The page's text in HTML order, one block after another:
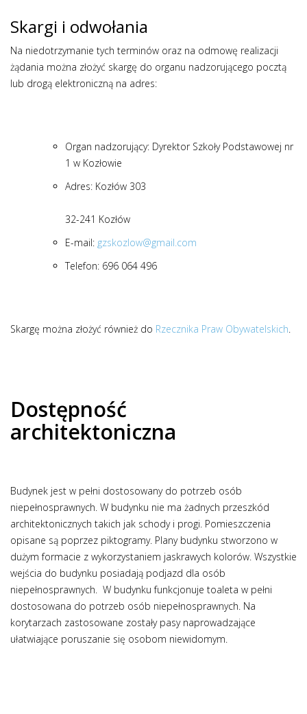
Skargi i odwołania
Na niedotrzymanie tych terminów oraz na odmowę realizacji
żądania można złożyć skargę do organu nadzorującego pocztą
lub drogą elektroniczną na adres:
Organ nadzorujący: Dyrektor Szkoły Podstawowej nr
1 w Kozłowie
Adres: Kozłów 303
32-241 Kozłów
E-mail: gzskozlow@gmail.com
Telefon: 696 064 496
Skargę można złożyć również do Rzecznika Praw Obywatelskich.
Dostępność
architektoniczna
Budynek jest w pełni dostosowany do potrzeb osób
niepełnosprawnych. W budynku nie ma żadnych przeszkód
architektonicznych takich jak schody i progi. Pomieszczenia
opisane są poprzez piktogramy. Plany budynku stworzono w
dużym formacie z wykorzystaniem jaskrawych kolorów. Wszystkie
wejścia do budynku posiadają podjazd dla osób
niepełnosprawnych. W budynku funkcjonuje toaleta w pełni
dostosowana do potrzeb osób niepełnosprawnych. Na
korytarzach zastosowane zostały pasy naprowadzające
ułatwiające poruszanie się osobom niewidomym.